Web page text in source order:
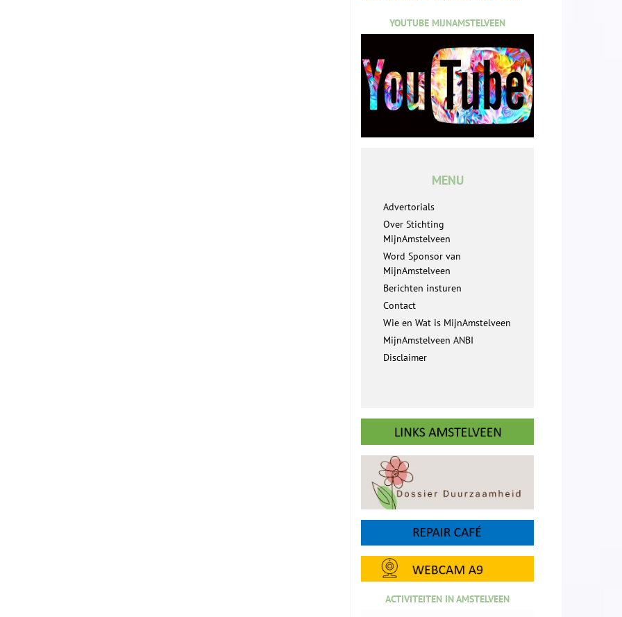
YOUTUBE MIJNAMSTELVEEN
MENU
Advertorials
Over Stichting
MijnAmstelveen
Word Sponsor van
MijnAmstelveen
Berichten insturen
Contact
Wie en Wat is MijnAmstelveen
MijnAmstelveen ANBI
Disclaimer
ACTIVITEITEN IN AMSTELVEEN